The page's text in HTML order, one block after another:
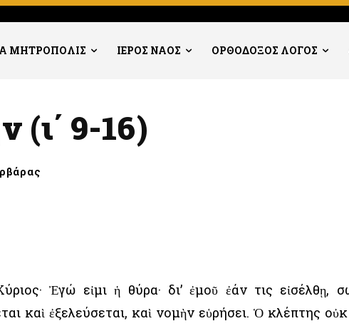
ΜΗΤΡΟΠΟΛΙΣ ΙΕΡΟΣ ΝΑΟΣ ΟΡΘΟΔΟΞΟΣ ΛΟΓΟΣ
(ι΄ 9-16)
Ἐγώ εἰμι ἡ θύρα· δι’ ἐμοῦ ἐάν τις εἰσέλθῃ,
καὶ ἐξελεύσεται, καὶ νομὴν εὑρήσει. Ὁ κλέπτης